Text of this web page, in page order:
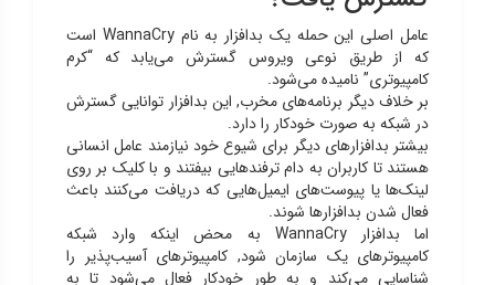
عامل اصلی این حمله یک بدافزار به نام WannaCry است
که از طریق نوعی ویروس گسترش می‌یابد که “کرم
کامپیوتری” نامیده می‌شود.
بر خلاف دیگر برنامه‌های مخرب, این بدافزار توانایی گسترش
در شبکه به صورت خودکار را دارد.
بیشتر بدافزارهای دیگر برای شیوع خود نیازمند عامل انسانی
هستند تا کاربران به دام ترفندهایی بیفتند و با کلیک بر روی
لینک‌ها یا پیوست‌های ایمیل‌هایی که دریافت می‌کنند باعث
فعال شدن بدافزارها شوند.
اما بدافزار WannaCry به محض اینکه وارد شبکه
کامپیوترهای یک سازمان شود, کامپیوترهای آسیب‌پذیر را
شناسایی می‌کند و به طور خودکار فعال می‌شود تا به